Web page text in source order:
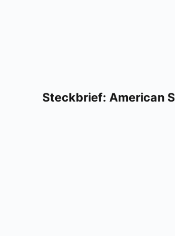
Steck­brief: Ame­ri­can